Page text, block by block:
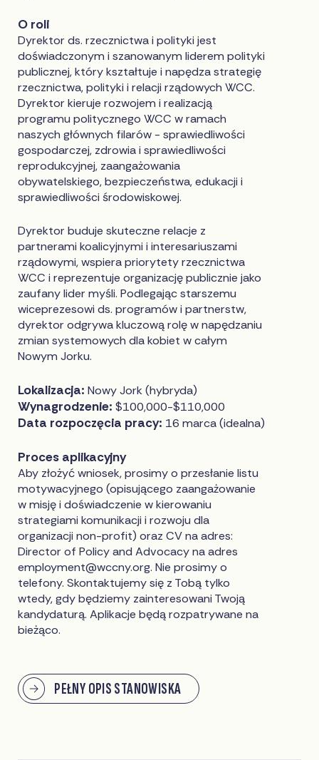
O roli
Dyrektor ds. rzecznictwa i polityki jest
doświadczonym i szanowanym liderem polityki
publicznej, który kształtuje i napędza strategię
rzecznictwa, polityki i relacji rządowych WCC.
Dyrektor kieruje rozwojem i realizacją
programu politycznego WCC w ramach
naszych głównych filarów - sprawiedliwości
gospodarczej, zdrowia i sprawiedliwości
reprodukcyjnej, zaangażowania
obywatelskiego, bezpieczeństwa, edukacji i
sprawiedliwości środowiskowej.
Dyrektor buduje skuteczne relacje z
partnerami koalicyjnymi i interesariuszami
rządowymi, wspiera priorytety rzecznictwa
WCC i reprezentuje organizację publicznie jako
zaufany lider myśli. Podlegając starszemu
wiceprezesowi ds. programów i partnerstw,
dyrektor odgrywa kluczową rolę w napędzaniu
zmian systemowych dla kobiet w całym
Nowym Jorku.
Lokalizacja: Nowy Jork (hybryda)
Wynagrodzenie:$100,000-$110,000
Data rozpoczęcia pracy: 16 marca (idealna)
Proces aplikacyjny
Aby złożyć wniosek, prosimy o przesłanie listu
motywacyjnego (opisującego zaangażowanie
w misję i doświadczenie w kierowaniu
strategiami komunikacji i rozwoju dla
organizacji non-profit) oraz CV na adres:
Director of Policy and Advocacy na adres
employment@wccny.org. Nie prosimy o
telefony. Skontaktujemy się z Tobą tylko
wtedy, gdy będziemy zainteresowani Twoją
kandydaturą. Aplikacje będą rozpatrywane na
bieżąco.
PEŁNY OPIS STANOWISKA